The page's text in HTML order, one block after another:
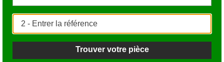
Trouver votre pièce